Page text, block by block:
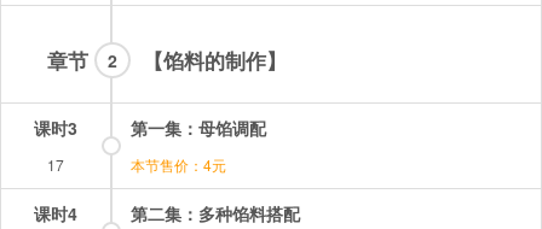
章节 【馅料的制作】
2
课时3
17
第一集：母馅调配
本节售价：4元
课时4 第二集：多种馅料搭配